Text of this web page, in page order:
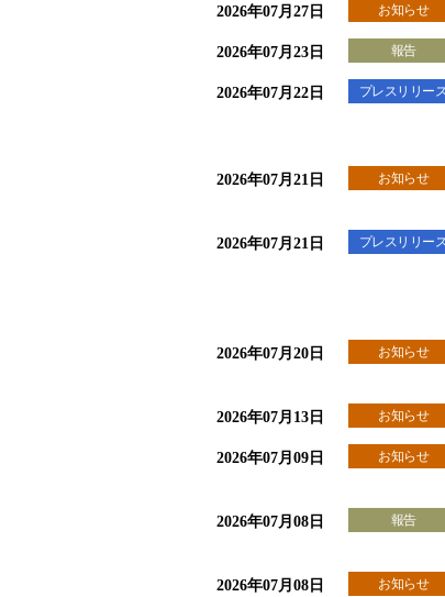
2026年07月27日 お知らせ
2026年07月23日 報告
2026年07月22日 プレスリリー
2026年07月21日 お知らせ
2026年07月21日 プレスリリー
2026年07月20日 お知らせ
2026年07月13日 お知らせ
2026年07月09日 お知らせ
2026年07月08日 報告
2026年07月08日 お知らせ